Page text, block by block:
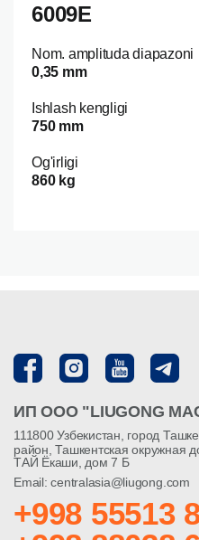
6009E
Nom. amplituda diapazoni
0,35 mm
Ishlash kengligi
750 mm
Og'irligi
860 kg
ИП ООО "LIUGONG
111800 Узбекистан, город
район, Ташкентская окружная
ТАЙ Ёкаши, дом 7 Б
Email: centralasia@liugong.com
+998 55513